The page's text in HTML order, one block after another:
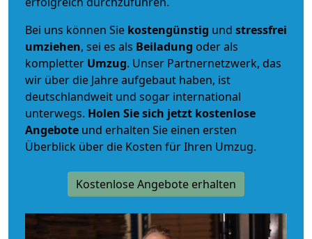
Bei uns können Sie kostengünstig und stressfrei
umziehen, sei es als Beiladung oder als
kompletter Umzug. Unser Partnernetzwerk, das
wir über die Jahre aufgebaut haben, ist
deutschlandweit und sogar international
unterwegs. Holen Sie sich jetzt kostenlose
Angebote und erhalten Sie einen ersten
Überblick über die Kosten für Ihren Umzug.
Kostenlose Angebote erhalten